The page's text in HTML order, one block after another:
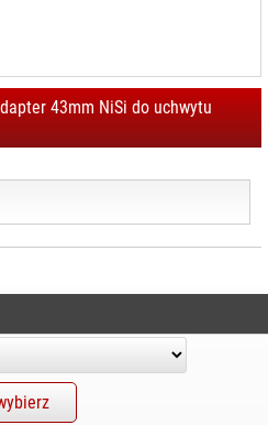
43mm NiSi do uchwytu
AUDIO
VR
I